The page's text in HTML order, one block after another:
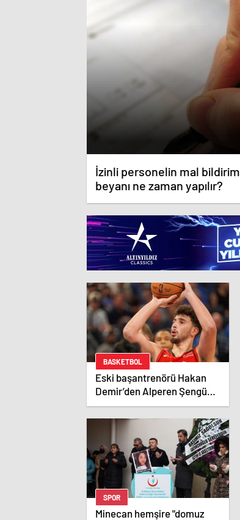
İzinli personelin mal bildirim
beyanı ne zaman yapılır?
BASKETBOL
Eski başantrenörü Hakan
Demir’den Alperen Şengün’e
övgü
SPOR
Minecan hemşire "domuz